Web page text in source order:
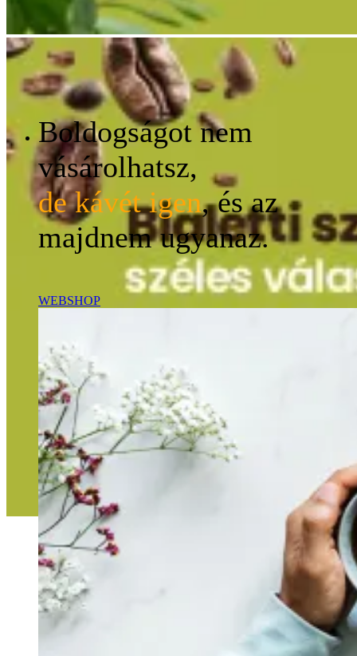
Boldogságot nem
vásárolhatsz,
de kávét igen, és az
majdnem ugyanaz.
WEBSHOP